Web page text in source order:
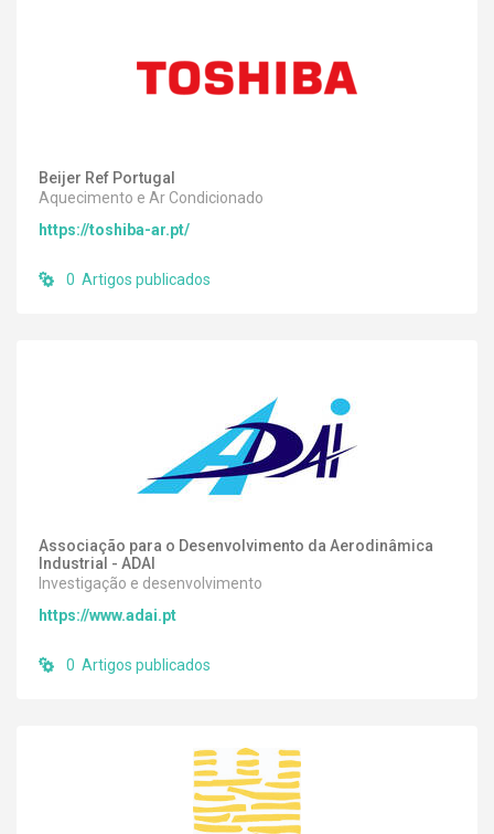
Beijer Ref Portugal
Aquecimento e Ar Condicionado
https://toshiba-ar.pt/
0 Artigos publicados
Associação para o Desenvolvimento da Aerodinâmica
Industrial - ADAI
Investigação e desenvolvimento
https://www.adai.pt
0 Artigos publicados